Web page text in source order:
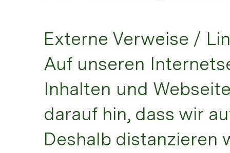
Externe Verweise /
Auf unseren
Inhalten und
darauf hin, dass wir
Deshalb distanzieren